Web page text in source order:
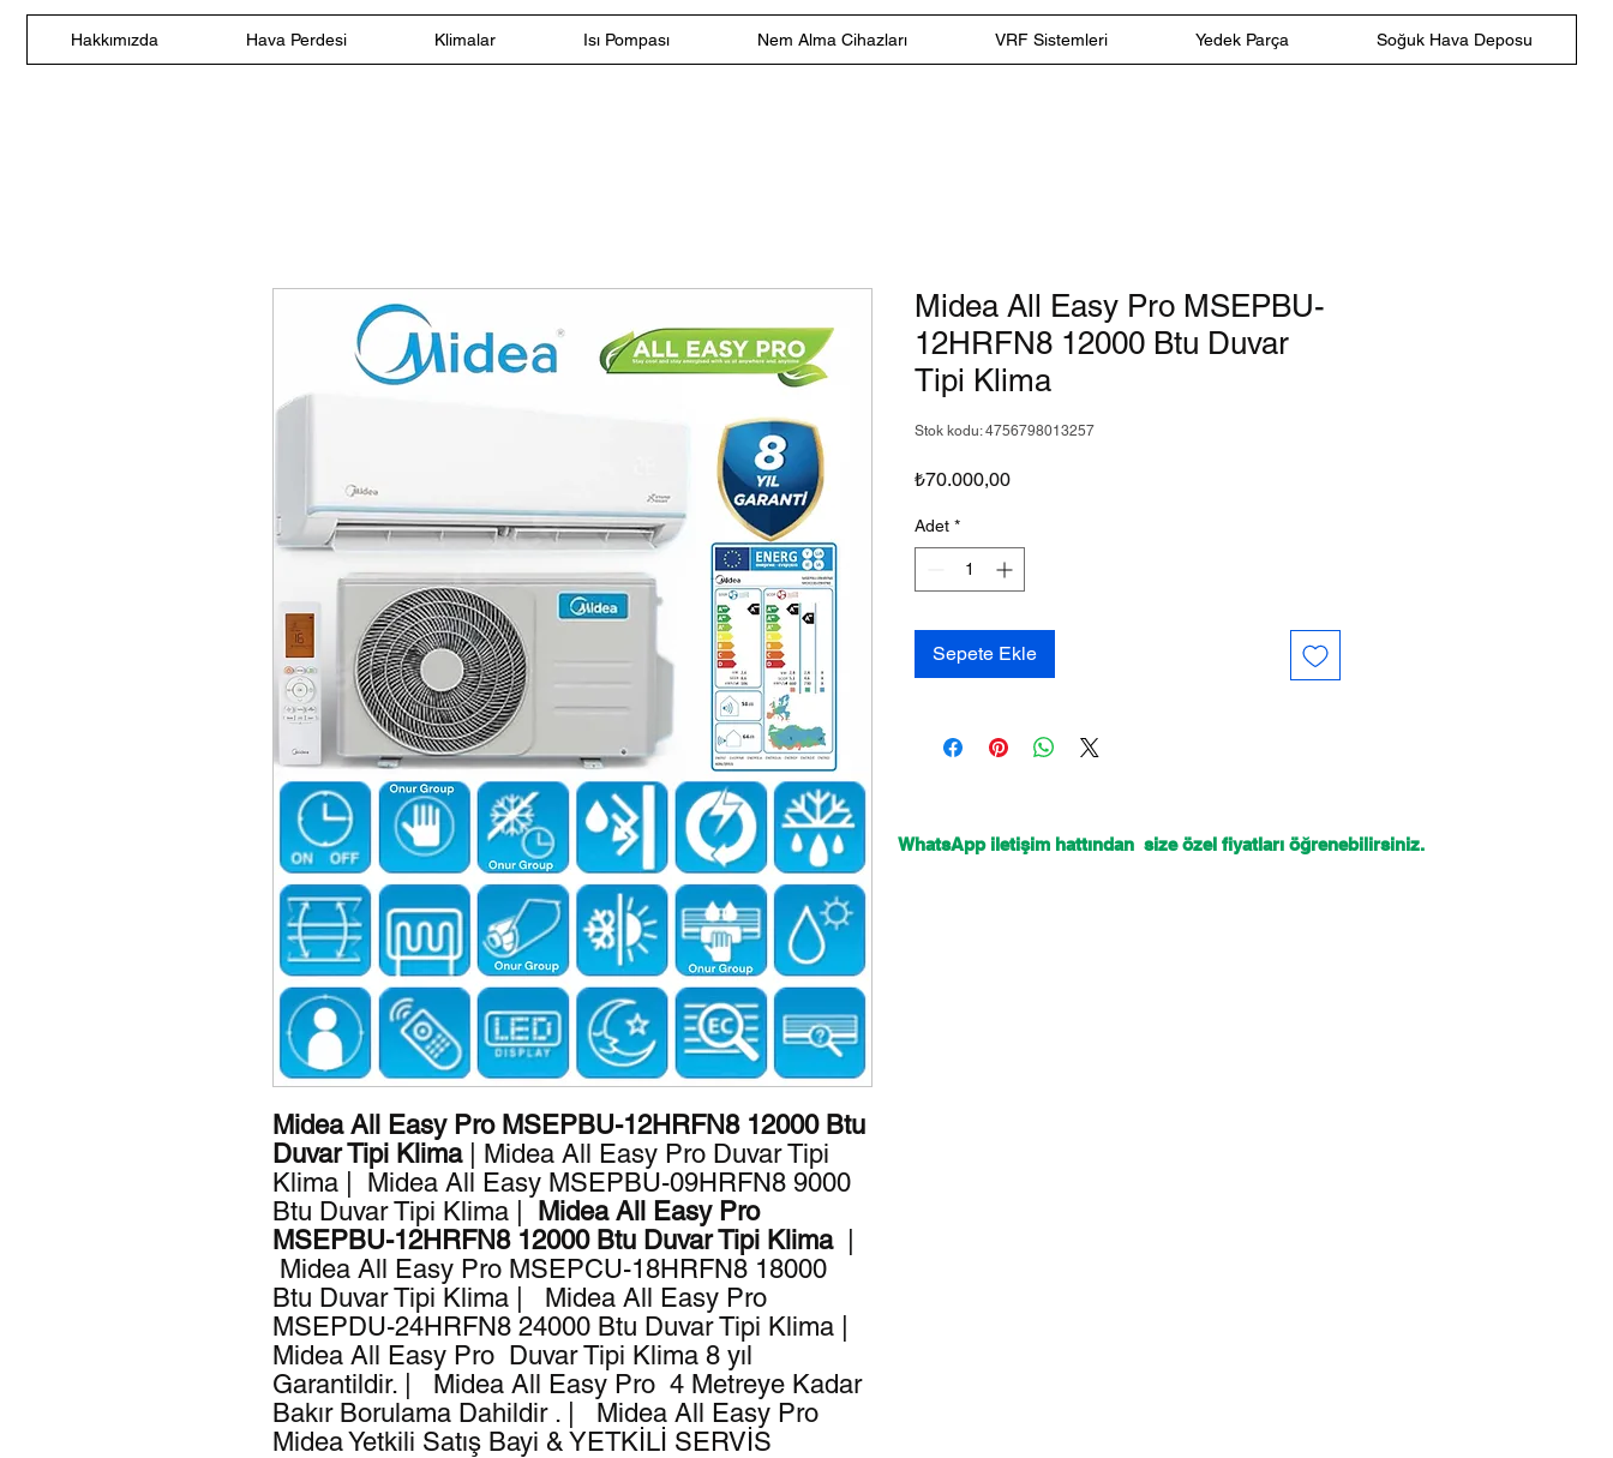
Hakkımızda Hava Perdesi Klimalar Isı Pompası Nem Alma Cihazları VRF Sistemleri Yedek Parça Soğuk Hava Deposu
Midea All Easy Pro MSEPBU-12HRFN8 12000 Btu
Duvar Tipi Klima
| Midea All Easy Pro Duvar Tipi
Klima | Midea All Easy MSEPBU-09HRFN8 9000
Btu Duvar Tipi Klima |
Midea All Easy Pro
MSEPBU-12HRFN8 12000 Btu Duvar Tipi Klima|
Midea All Easy Pro MSEPCU-18HRFN8 18000
Btu Duvar Tipi Klima | Midea All Easy Pro
MSEPDU-24HRFN8 24000 Btu Duvar Tipi Klima |
Midea All Easy Pro Duvar Tipi Klima 8 yıl
Garantildir. | Midea All Easy Pro 4 Metreye Kadar
Bakır Borulama Dahildir . | Midea All Easy Pro
Midea Yetkili Satış Bayi & YETKİLİ SERVİS
Midea All Easy Pro MSEPBU-
12HRFN8 12000 Btu Duvar
Tipi Klima
Stok kodu: 4756798013257
₺70.000,00Fiyat
Adet *
Sepete Ekle
WhatsApp iletişim hattından size özel fiyatları öğrenebilirsiniz.